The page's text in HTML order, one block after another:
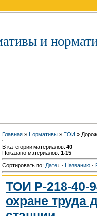
и
Главная » Нормативы » TOИ »
В категории материалов: 40
Показано материалов: 1-15
Сортировать по: Дате · Названию ·
ТОИ Р-218-40-
охране труда